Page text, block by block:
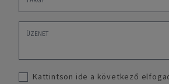
Kattintson ide a következő